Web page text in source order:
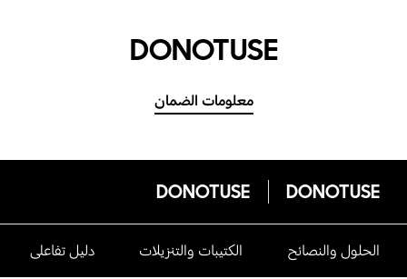
DONOTUSE
معلومات الضمان
DONOTUSE
DONOTUSE
الحلول والنصائح الكتيبات والتنزيلات دليل تفاعلى